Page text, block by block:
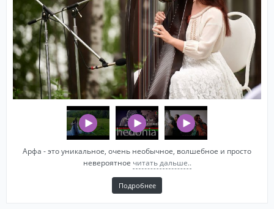
Арфа - это уникальное, очень необычное, волшебное и просто
невероятное читать дальше..
Подробнее